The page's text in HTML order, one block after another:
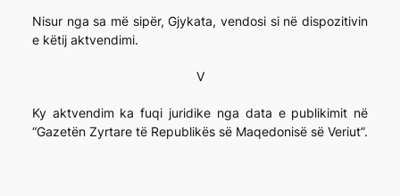
Nisur nga sa më sipër, Gjykata, vendosi si në dispozitivin
e këtij aktvendimi.
V
Ky aktvendim ka fuqi juridike nga data e publikimit në
“Gazetën Zyrtare të Republikës së Maqedonisë së Veriut”.